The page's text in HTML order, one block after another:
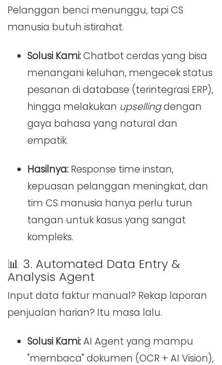
Pelanggan benci menunggu, tapi CS
manusia butuh istirahat.
Solusi Kami:Chatbot cerdas yang bisa
menangani keluhan, mengecek status
pesanan di database (terintegrasi ERP),
hingga melakukan upsellingdengan
gaya bahasa yang natural dan
empatik.
Hasilnya: Response time instan,
kepuasan pelanggan meningkat, dan
tim CS manusia hanya perlu turun
tangan untuk kasus yang sangat
kompleks.
📊 3. Automated Data Entry &
Analysis Agent
Input data faktur manual? Rekap laporan
penjualan harian? Itu masa lalu.
Solusi Kami:AI Agent yang mampu
"membaca" dokumen (OCR + AI Vision),